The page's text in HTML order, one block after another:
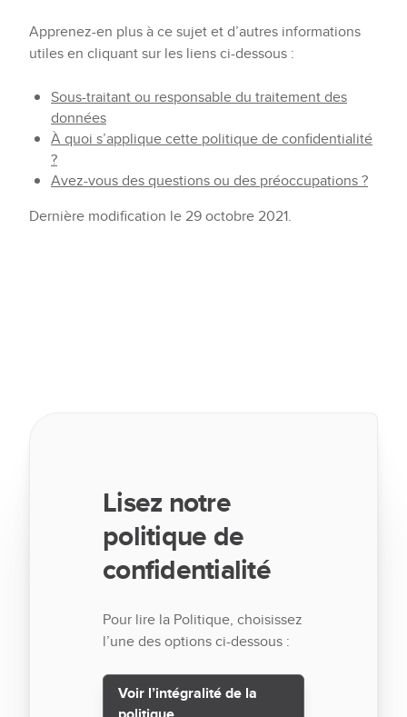
Apprenez-en plus à ce sujet et d’autres informations
utiles en cliquant sur les liens ci-dessous :
Sous-traitant ou responsable du traitement des
données
À quoi s’applique cette politique de confidentialité
?
Avez-vous des questions ou des préoccupations ?
Dernière modification le 29 octobre 2021.
Lisez notre
politique de
confidentialité
Pour lire la Politique, choisissez
l’une des options ci-dessous :
Voir l’intégralité de la